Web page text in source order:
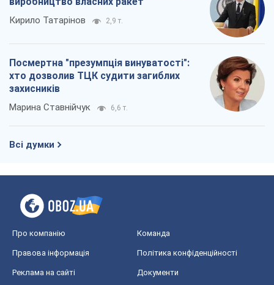
Кирило Татарінов 2,9 т.
Посмертна "презумпція винуватості":
хто дозволив ТЦК судити загиблих
захисників
Марина Ставнійчук 6,6 т.
Всі думки
Про компанію Команда
Правова інформація Політика конфіденційності
Реклама на сайті Документи